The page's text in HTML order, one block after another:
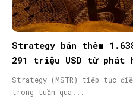
Strategy bán thêm
291 triệu USD từ phát
Strategy (MSTR) tiếp tục
trong tuần qua...